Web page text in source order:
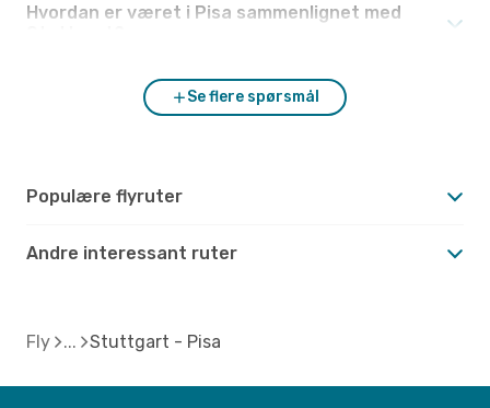
Hvordan er været i Pisa sammenlignet med
Se flere spørsmål
Populære flyruter
Andre interessant ruter
Fly Stuttgart - Pisa